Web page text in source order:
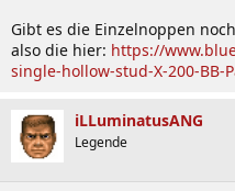
Gibt es die Einzelnoppen
also die hier: https://
single-hollow-stud-X-200-BB-
iLLuminatusANG
Legende